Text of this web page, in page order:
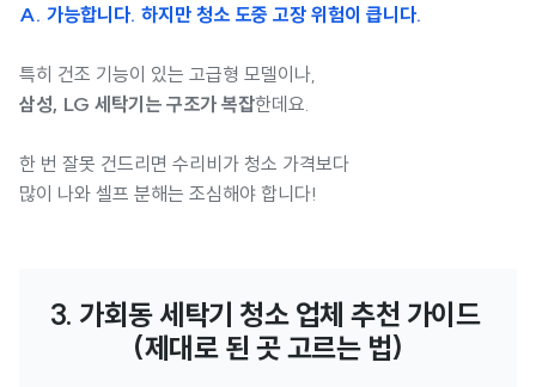
A. 가능합니다. 하지만 청소 도중 고장 위험이 큽니다.
특히 건조 기능이 있는 고급형 모델이나,
삼성, LG 세탁기는 구조가 복잡한데요.
한 번 잘못 건드리면 수리비가 청소 가격보다
많이 나와 셀프 분해는 조심해야 합니다!
3. 가회동 세탁기 청소 업체 추천 가이드
(제대로 된 곳 고르는 법)